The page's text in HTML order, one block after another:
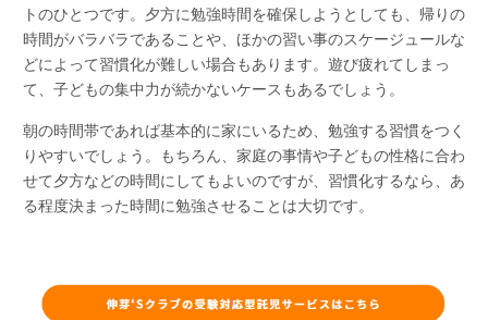
トのひとつです。夕方に勉強時間を確保しようとしても、帰りの
時間がバラバラであることや、ほかの習い事のスケージュールな
どによって習慣化が難しい場合もあります。遊び疲れてしまっ
て、子どもの集中力が続かないケースもあるでしょう。
朝の時間帯であれば基本的に家にいるため、勉強する習慣をつく
りやすいでしょう。もちろん、家庭の事情や子どもの性格に合わ
せて夕方などの時間にしてもよいのですが、習慣化するなら、あ
る程度決まった時間に勉強させることは大切です。